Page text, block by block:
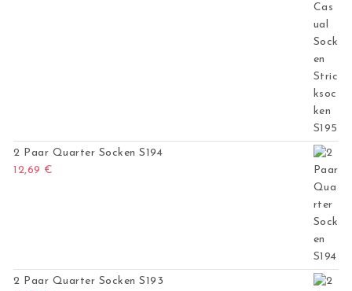
2 Paar Quarter Socken S194
12,69 €
2 Paar Quarter Socken S193